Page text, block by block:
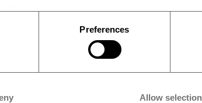
Preferences
Allow selection